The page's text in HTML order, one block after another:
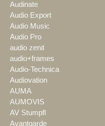
Audinate
Audio Export
Audio Music
Audio Pro
audio zenit
audio+frames
Audio-Technica
Audiovation
AUMA
AUMOVIS
AV Stumpfl
Avantgarde